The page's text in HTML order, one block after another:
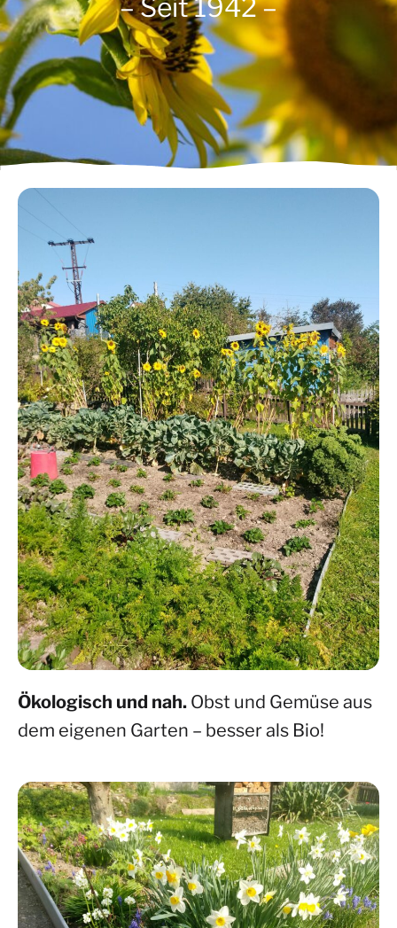
– Seit 1942 –
Ökologisch und nah. Obst und Gemüse aus
dem eigenen Garten – besser als Bio!